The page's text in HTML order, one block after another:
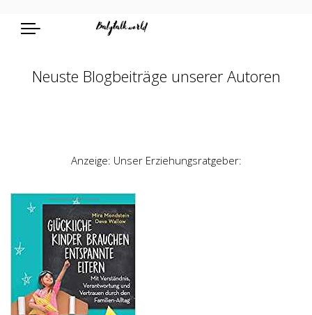
Neuste Blogbeiträge unserer Autoren
Anzeige: Unser Erziehungsratgeber: